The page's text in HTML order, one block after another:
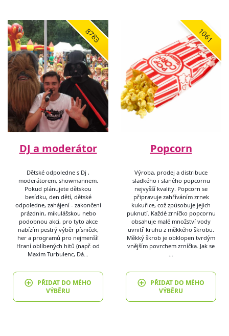
8783
DJ a moderátor
Dětské odpoledne s Dj ,
moderátorem, showmannem.
Pokud plánujete dětskou
besídku, den dětí, dětské
odpoledne, zahájení - zakončení
prázdnin, mikulášskou nebo
podobnou akci, pro tyto akce
nabízím pestrý výběr písniček,
her a programů pro nejmenší!
Hraní oblíbených hitů (např. od
Maxim Turbulenc, Dá…
PŘIDAT DO MÉHO
VÝBĚRU
1061
Popcorn
Výroba, prodej a distribuce
sladkého i slaného popcornu
nejvyšší kvality. Popcorn se
připravuje zahříváním zrnek
kukuřice, což způsobuje jejich
puknutí. Každé zrníčko popcornu
obsahuje malé množství vody
uvnitř kruhu z měkkého škrobu.
Měkký škrob je obklopen tvrdým
vnějším povrchem zrníčka. Jak se
PŘIDAT DO MÉHO
VÝBĚRU